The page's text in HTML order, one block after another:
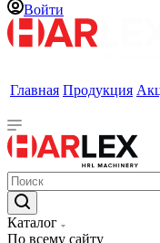
Войти
Главная Продукция
Каталог
По всему сайту